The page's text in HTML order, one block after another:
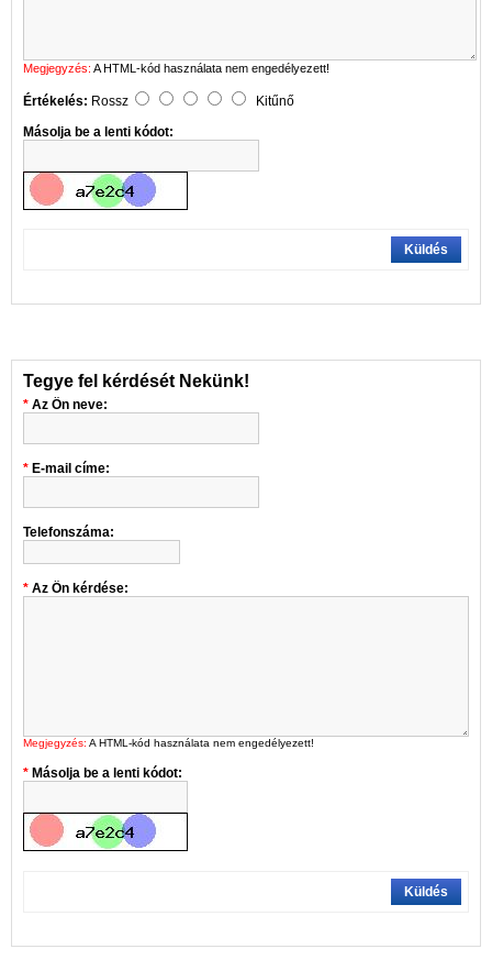
Megjegyzés: A HTML-kód használata nem engedélyezett!
Értékelés: Rossz
Kitűnő
Másolja be a lenti kódot:
Küldés
Tegye fel kérdését Nekünk!
Az Ön neve:
E-mail címe:
Telefonszáma:
Az Ön kérdése:
Megjegyzés: A HTML-kód használata nem engedélyezett!
Másolja be a lenti kódot:
Küldés